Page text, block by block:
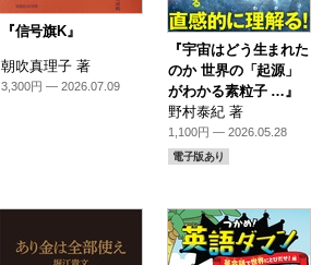
『信号旗K』
朝吹真理子 著
3,300円 — 2026.07.09
『宇宙はどう生まれた
のか 世界の「起源」
がわかる素粒子 …』
野村泰紀 著
1,100円 — 2026.05.28
電子版あり